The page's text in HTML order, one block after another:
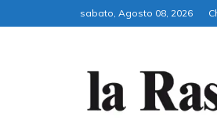
to
sabato, Agosto 08, 2026